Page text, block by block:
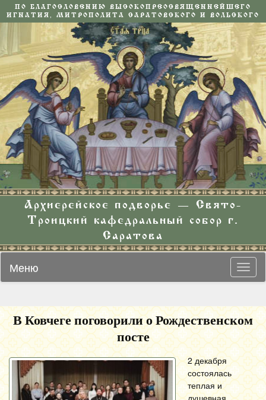
ПО БЛАГОСЛОВЕНИЮ ВЫСОКОПРЕОСВЯЩЕННЕЙШЕГО
ИГНАТИЯ, МИТРОПОЛИТА САРАТОВСКОГО И ВОЛЬСКОГО
Архиерейское подворье — Свято-
Троицкий кафедральный собор г.
Саратова
Меню
В Ковчеге поговорили о Рождественском
посте
2 декабря
состоялась
теплая и
душевная